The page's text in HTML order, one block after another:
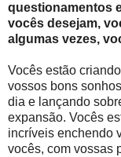
questionamentos
vocês desejam,
algumas vezes,
Vocês estão
vossos bons
dia e lançando
expansão. Vocês
incríveis enchendo
vocês, com vossas